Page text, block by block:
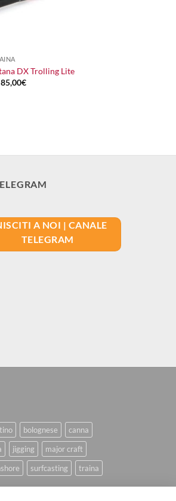
DX Trolling Lite
85,00€
A NOI | CANALE
TELEGRAM
bolognese
canna
jigging
major craft
surfcasting
traina